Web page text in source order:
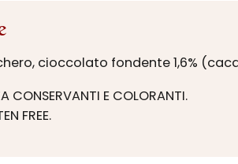
cioccolato fondente 1,6%
CONSERVANTI E COLORANTI.
FREE.